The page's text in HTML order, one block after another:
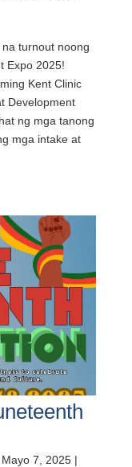
turnout noong
Expo 2025!
Kent Clinic
Development
ng mga tanong
mga intake at
Mayo 7, 2025|